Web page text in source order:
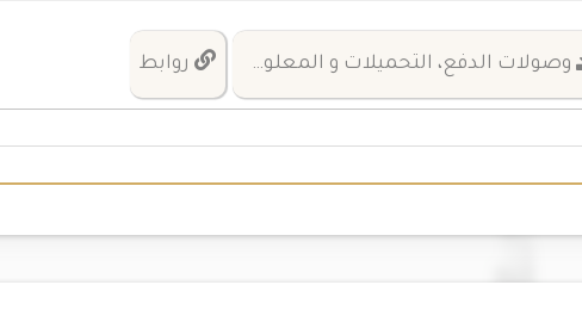
وصولات الدفع، التحميلات و المعلومات روابط